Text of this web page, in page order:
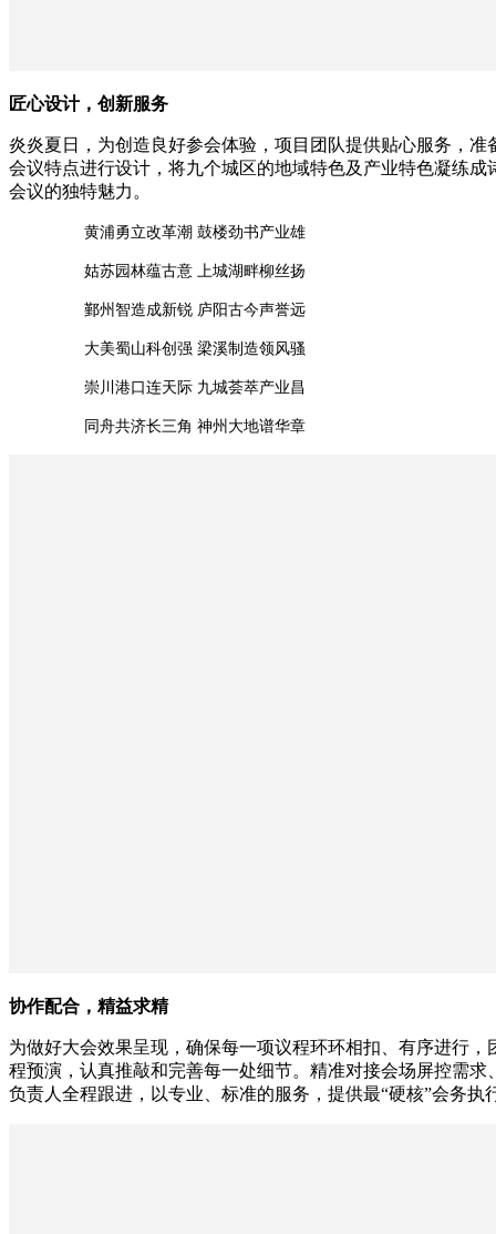
匠心设计，创新服务
炎炎夏日，为创造良好参会体验，项目团队提供贴心服务，
会议特点进行设计，将九个城区的地域特色及产业特色凝练
会议的独特魅力。
黄浦勇立改革潮 鼓楼劲书产业雄
姑苏园林蕴古意 上城湖畔柳丝扬
鄞州智造成新锐 庐阳古今声誉远
大美蜀山科创强 梁溪制造领风骚
崇川港口连天际 九城荟萃产业昌
同舟共济长三角 神州大地谱华章
协作配合，精益求精
为做好大会效果呈现，确保每一项议程环环相扣、有序进行
程预演，认真推敲和完善每一处细节。精准对接会场屏控需
负责人全程跟进，以专业、标准的服务，提供最“硬核”会务执